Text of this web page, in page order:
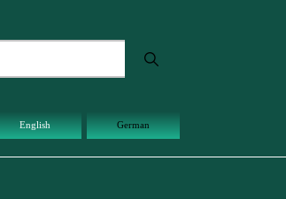
English German